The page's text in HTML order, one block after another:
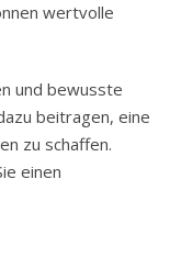
wertvolle
und bewusste
beitragen, eine
zu schaffen.
einen